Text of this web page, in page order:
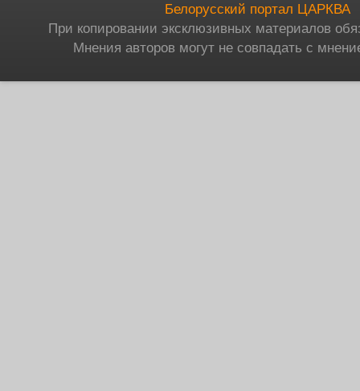
Белорусский портал ЦАРКВА
При копировании эксклюзивных материалов
Мнения авторов могут не совпадать с